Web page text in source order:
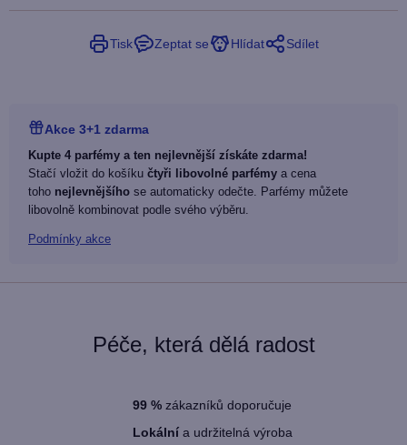
Tisk Zeptat se Hlídat Sdílet
Akce 3+1 zdarma
Kupte 4 parfémy a ten nejlevnější získáte zdarma!
Stačí vložit do košíku čtyři libovolné parfémy a cena
toho nejlevnějšího se automaticky odečte. Parfémy můžete
libovolně kombinovat podle svého výběru.
Podmínky akce
Péče, která dělá radost
99 % zákazníků doporučuje
Lokální a udržitelná výroba